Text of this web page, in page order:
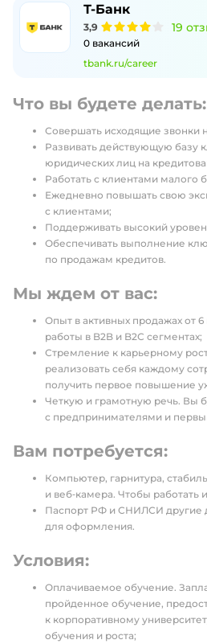
Т-Банк
3,9 19
0 вакансий
tbank.ru/career
Что вы будете делать:
Совершать исходящие звонки
Развивать действующую базу
юридических лиц на
Работать с клиентами малого
Ежедневно повышать свою
с клиентами;
Поддерживать высокий
Обеспечивать выполнение
по продажам кредитов.
Мы ждем от вас:
Опыт в активных продажах от
работы в B2B и B2С сегментах;
Стремление к карьерному
реализовать себя каждому
получить первое повышение
Четкую и грамотную речь. Вы
с предпринимателями и
Вам потребуется:
Компьютер, гарнитура,
и веб‑камера. Чтобы работать
Паспорт РФ и СНИЛСИ другие
для оформления.
Условия:
Оплачиваемое обучение.
пройденное обучение,
к корпоративному
обучения и роста;